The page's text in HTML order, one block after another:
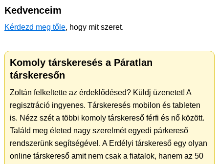
Kedvenceim
Kérdezd meg tőle, hogy mit szeret.
Komoly társkeresés a Páratlan
társkeresőn
Zoltán felkeltette az érdeklődésed? Küldj üzenetet! A
regisztráció ingyenes. Társkeresés mobilon és tableten
is. Nézz szét a többi komoly társkereső férfi és nő között.
Találd meg életed nagy szerelmét egyedi párkereső
rendszerünk segítségével. A Erdélyi társkereső egy olyan
online társkereső amit nem csak a fiatalok, hanem az 50